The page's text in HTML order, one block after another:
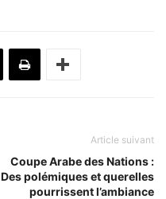
Article suivant
Coupe Arabe des Nations :
Des polémiques et querelles
pourrissent l’ambiance